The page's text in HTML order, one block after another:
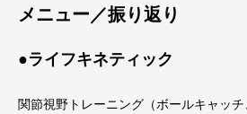
メニュー／振り返り
●ライフキネティック
関節視野トレーニング（ボールキャッ